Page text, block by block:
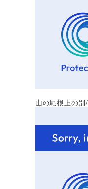
山の尾根上の別/